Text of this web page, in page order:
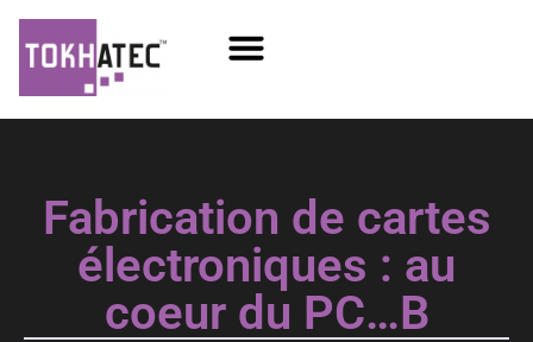
Fabrication de cartes
électroniques : au
coeur du PC…B